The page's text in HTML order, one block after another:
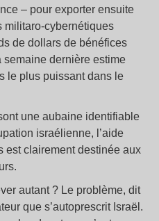
– pour exporter ensuite
militaro-cybernétiques
de dollars de bénéfices
dernière estime
le plus puissant dans le
une aubaine identifiable
israélienne, l’aide
est clairement destinée aux
autant ? Le problème, dit
que s’autoprescrit Israël.